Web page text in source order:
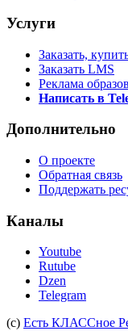
Услуги
Заказать,
Заказать LMS
Реклама
Написать в
Дополнительно
О проекте
Обратная связь
Поддержать
Каналы
Youtube
Rutube
Dzen
Telegram
(c) Есть КЛАССное